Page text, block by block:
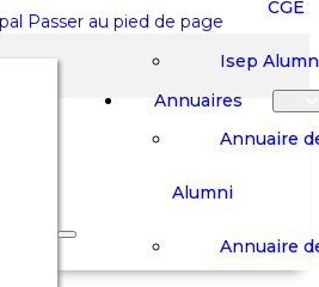
Passer au pied de page
sur le site
CGE
Isep
Annuaires
Annuaire
Alumni
Annuaire